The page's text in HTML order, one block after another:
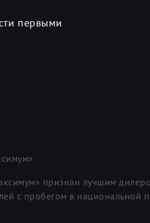
первыми
признан лучшим
с пробегом в национальной